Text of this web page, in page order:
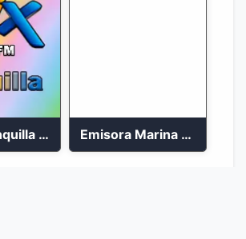
Mix Barranquilla en vivo 103.9 FM Emisora Marina Stereo Barranquilla